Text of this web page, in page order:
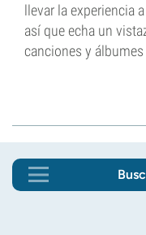
llevar la experiencia
así que echa un
canciones y